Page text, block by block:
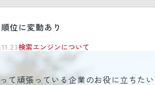
位に変動あり
検索エンジンについて
て頑張っている企業のお役に立ちた